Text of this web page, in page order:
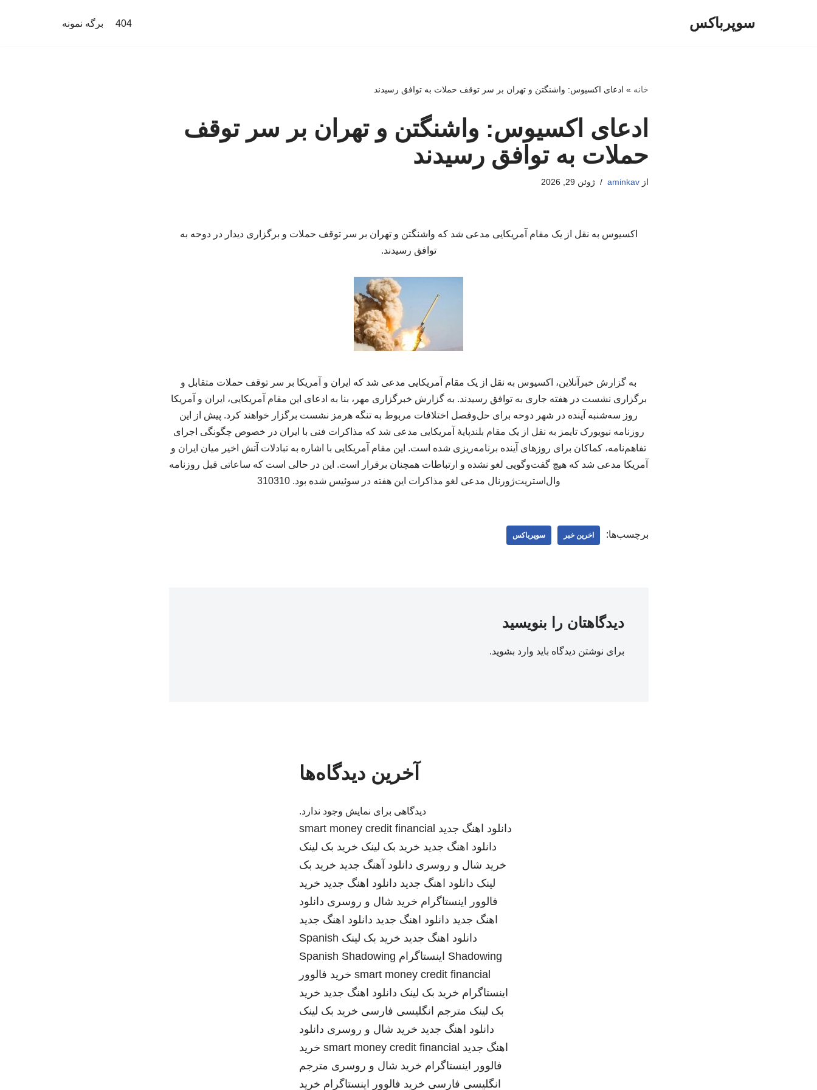
سوپرباکس 404 برگه نمونه
خانه » ادعای اکسیوس: واشنگتن و تهران بر سر توقف حملات به توافق رسیدند
ادعای اکسیوس: واشنگتن و تهران بر سر توقف
حملات به توافق رسیدند
ازaminkav ژوئن 29, 2026
اکسیوس به نقل از یک مقام آمریکایی مدعی شد که واشنگتن و تهران بر سر توقف حملات و برگزاری دیدار در دوحه به
توافق رسیدند.
به گزارش خبرآنلاین، اکسیوس به نقل از یک مقام آمریکایی مدعی شد که ایران و آمریکا بر سر توقف حملات متقابل و
برگزاری نشست در هفته جاری به توافق رسیدند. به گزارش خبرگزاری مهر، بنا به ادعای این مقام آمریکایی، ایران و آمریکا
روز سه‌شنبه آینده در شهر دوحه برای حل‌وفصل اختلافات مربوط به تنگه هرمز نشست برگزار خواهند کرد. پیش از این
روزنامه نیویورک تایمز به نقل از یک مقام بلندپایهٔ آمریکایی مدعی شد که مذاکرات فنی با ایران در خصوص چگونگی اجرای
تفاهم‌نامه، کماکان برای روزهای آینده برنامه‌ریزی شده است. این مقام آمریکایی با اشاره به تبادلات آتش اخیر میان ایران و
آمریکا مدعی شد که هیچ گفت‌وگویی لغو نشده و ارتباطات همچنان برقرار است. این در حالی است که ساعاتی قبل روزنامه
وال‌استریت‌ژورنال مدعی لغو مذاکرات این هفته در سوئیس شده بود. 310310
برچسب‌ها: اخرین خبر سوپرباکس
دیدگاهتان را بنویسید
برای نوشتن دیدگاه باید وارد بشوید.
آخرین دیدگاه‌ها
دیدگاهی برای نمایش وجود ندارد.
دانلود اهنگ جدید smart money credit financial
دانلود اهنگ جدید خرید بک لینک خرید بک لینک
خرید شال و روسری دانلود آهنگ جدید خرید بک
لینک دانلود اهنگ جدید دانلود اهنگ جدید خرید
فالوور اینستاگرام خرید شال و روسری دانلود
اهنگ جدید دانلود اهنگ جدید دانلود اهنگ جدید
دانلود اهنگ جدید خرید بک لینک Spanish
Shadowing اینستاگرام Spanish Shadowing
smart money credit financial خرید فالوور
اینستاگرام خرید بک لینک دانلود اهنگ جدید خرید
بک لینک مترجم انگلیسی فارسی خرید بک لینک
دانلود اهنگ جدید خرید شال و روسری دانلود
اهنگ جدید smart money credit financial خرید
فالوور اینستاگرام خرید شال و روسری مترجم
انگلیسی فارسی خرید فالوور اینستاگرام خرید